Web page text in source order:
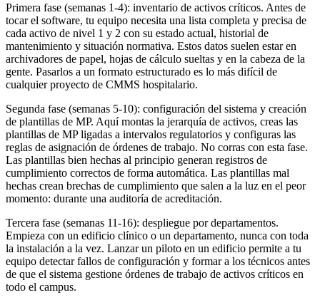
Primera fase (semanas 1-4): inventario de activos críticos. Antes de
tocar el software, tu equipo necesita una lista completa y precisa de
cada activo de nivel 1 y 2 con su estado actual, historial de
mantenimiento y situación normativa. Estos datos suelen estar en
archivadores de papel, hojas de cálculo sueltas y en la cabeza de la
gente. Pasarlos a un formato estructurado es lo más difícil de
cualquier proyecto de CMMS hospitalario.
Segunda fase (semanas 5-10): configuración del sistema y creación
de plantillas de MP. Aquí montas la jerarquía de activos, creas las
plantillas de MP ligadas a intervalos regulatorios y configuras las
reglas de asignación de órdenes de trabajo. No corras con esta fase.
Las plantillas bien hechas al principio generan registros de
cumplimiento correctos de forma automática. Las plantillas mal
hechas crean brechas de cumplimiento que salen a la luz en el peor
momento: durante una auditoría de acreditación.
Tercera fase (semanas 11-16): despliegue por departamentos.
Empieza con un edificio clínico o un departamento, nunca con toda
la instalación a la vez. Lanzar un piloto en un edificio permite a tu
equipo detectar fallos de configuración y formar a los técnicos antes
de que el sistema gestione órdenes de trabajo de activos críticos en
todo el campus.